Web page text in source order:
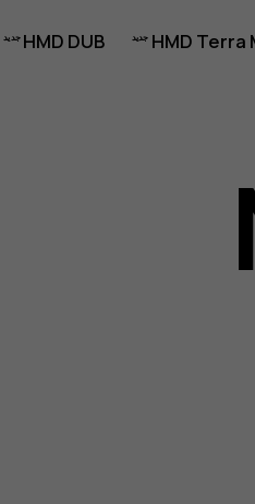
HMD Terra
HMD DUB